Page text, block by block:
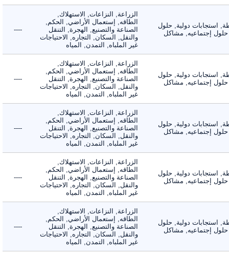
استجابات دولية, حلول
إجتماعيه, مشاكل
الزراعة, النزاعات, الاستهلاك,
الطاقه, إستعمال الأراضي, الحكم,
الصناعة والتصنيع, الهجرة, التنقل
والنقل, السكان, التجاره, الاحتياجات
غير الملباه, التمدن, المياه
----
استجابات دولية, حلول
إجتماعيه, مشاكل
الزراعة, النزاعات, الاستهلاك,
الطاقه, إستعمال الأراضي, الحكم,
الصناعة والتصنيع, الهجرة, التنقل
والنقل, السكان, التجاره, الاحتياجات
غير الملباه, التمدن, المياه
----
استجابات دولية, حلول
إجتماعيه, مشاكل
الزراعة, النزاعات, الاستهلاك,
الطاقه, إستعمال الأراضي, الحكم,
الصناعة والتصنيع, الهجرة, التنقل
والنقل, السكان, التجاره, الاحتياجات
غير الملباه, التمدن, المياه
----
استجابات دولية, حلول
إجتماعيه, مشاكل
الزراعة, النزاعات, الاستهلاك,
الطاقه, إستعمال الأراضي, الحكم,
الصناعة والتصنيع, الهجرة, التنقل
والنقل, السكان, التجاره, الاحتياجات
غير الملباه, التمدن, المياه
----
استجابات دولية, حلول
إجتماعيه, مشاكل
الزراعة, النزاعات, الاستهلاك,
الطاقه, إستعمال الأراضي, الحكم,
الصناعة والتصنيع, الهجرة, التنقل
والنقل, السكان, التجاره, الاحتياجات
غير الملباه, التمدن, المياه
----